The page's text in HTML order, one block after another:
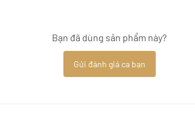
Bạn đã dùng sản phẩm này?
Gửi đánh giá ca bạn